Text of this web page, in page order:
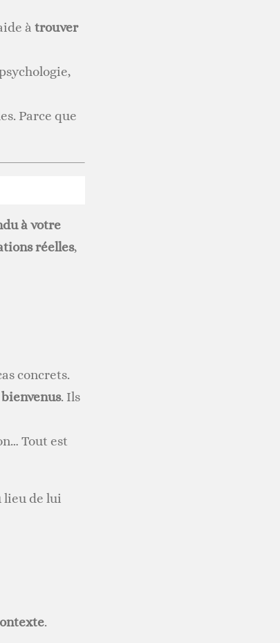
à trouver
Parce que
à votre
réelles,
concrets.
bienvenus. Ils
Tout est
lieu de lui
.